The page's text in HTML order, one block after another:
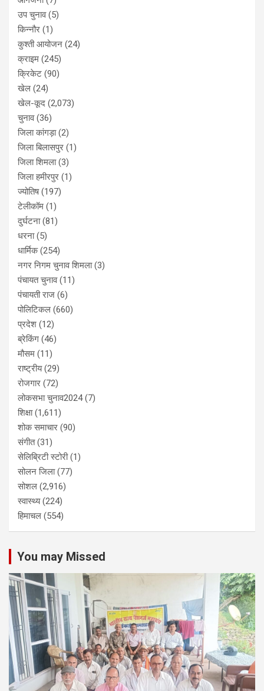
उप चुनाव(5)
किन्नौर (1)
कुश्ती आयोजन (24)
क्राइम (245)
क्रिकेट (90)
खेल (24)
खेल-कूद (2,073)
चुनाव(36)
जिला कांगड़ा(2)
जिला बिलासपुर (1)
जिला शिमला(3)
जिला हमीरपुर (1)
ज्योतिष(197)
टेलीकॉम (1)
दुर्घटना(81)
धरना(5)
धार्मिक(254)
नगर निगम चुनाव शिमला(3)
पंचायत चुनाव(11)
पंचायती राज (6)
पोलिटिकल (660)
प्रदेश (12)
ब्रेकिंग (46)
मौसम (11)
राष्ट्रीय(29)
रोजगार (72)
लोकसभा चुनाव2024(7)
शिक्षा(1,611)
शोक समाचार (90)
संगीत(31)
सेलिब्रिटी स्टोरी(1)
सोलन जिला(77)
सोशल (2,916)
स्वास्थ्य(224)
हिमाचल (554)
You may Missed